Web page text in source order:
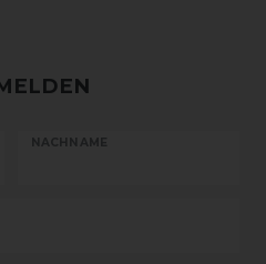
NACHNAME